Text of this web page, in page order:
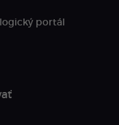
portál